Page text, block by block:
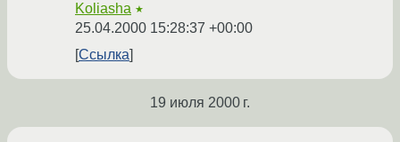
Koliasha ★
25.04.2000 15:28:37 +00:00
Ссылка
19 июля 2000 г.